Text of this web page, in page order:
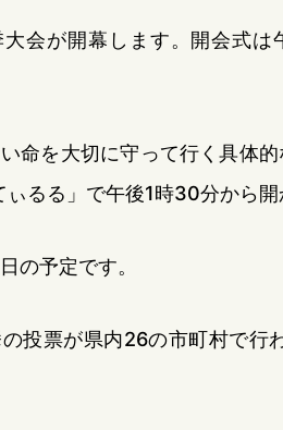
d
会が開幕します。開会式
命を大切に守って行く具体
るる」で午後1時30分から開
の予定です。
投票が県内26の市町村で行